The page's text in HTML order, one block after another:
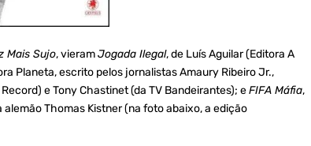
Mais Sujo, vieramJogada Ilegal, de Luís Aguilar (Editora A
Planeta, escrito pelos jornalistas Amaury Ribeiro Jr.,
e Tony Chastinet (da TV Bandeirantes); eFIFA Máfia,
Thomas Kistner (na foto abaixo, a edição